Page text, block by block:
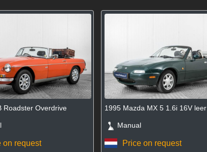
Roadster Overdrive
on request
1995 Mazda MX 5 1.6i 16V leer
Manual
Price on request